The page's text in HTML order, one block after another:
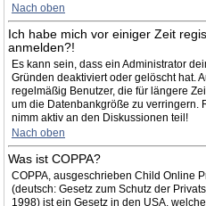
Nach oben
Ich habe mich vor einiger Zeit
anmelden?!
Es kann sein, dass ein Administrator
Gründen deaktiviert oder gelöscht hat.
regelmäßig Benutzer, die für längere
um die Datenbankgröße zu verringern.
nimm aktiv an den Diskussionen teil!
Nach oben
Was ist COPPA?
COPPA, ausgeschrieben Child Online
(deutsch: Gesetz zum Schutz der
1998) ist ein Gesetz in den USA,